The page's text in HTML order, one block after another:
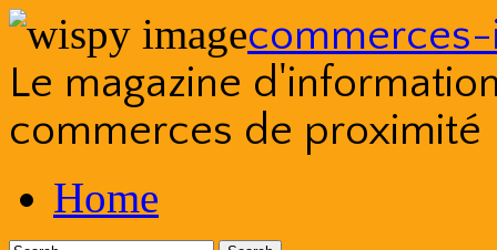
Le magazine
commerces de proximité
to
contentHome